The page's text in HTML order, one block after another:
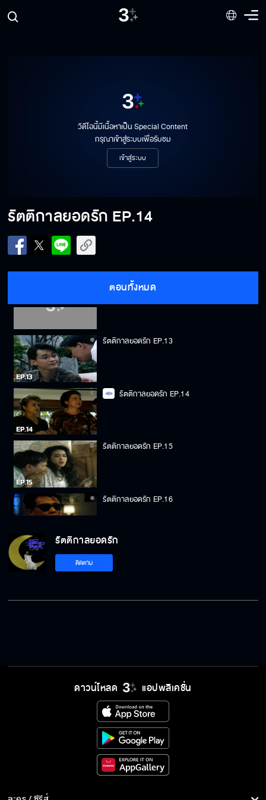
วิดีโอนี้มีเนื้อหาเป็น Special Content
กรุณาเข้าสู่ระบบเพื่อรับชม
เข้าสู่ระบบ
รัตติกาลยอดรัก EP.14
ตอนทั้งหมด
รัตติกาลยอดรัก EP.7
รัตติกาลยอดรัก EP.9
รัตติกาลยอดรัก EP.12
รัตติกาลยอดรัก EP.13
รัตติกาลยอดรัก EP.14
รัตติกาลยอดรัก EP.15
รัตติกาลยอดรัก EP.16
รัตติกาลยอดรัก EP.17
รัตติกาลยอดรัก EP.20
รัตติกาลยอดรัก EP.21
รัตติกาลยอดรัก
ติดตาม
ดาวน์โหลด แอปพลิเคชั่น